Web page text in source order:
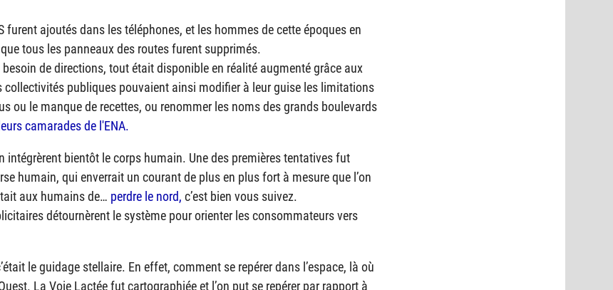
furent ajoutés dans les téléphones, et les hommes de cette époques en
tous les panneaux des routes furent supprimés.
de directions, tout était disponible en réalité augmenté grâce aux
publiques pouvaient ainsi modifier à leur guise les limitations
ou le manque de recettes, ou renommer les noms des grands boulevards
camarades de l'ENA.
intégrèrent bientôt le corps humain. Une des premières tentatives fut
humain, qui enverrait un courant de plus en plus fort à mesure que l’on
aux humains de… perdre le nord, c’est bien vous suivez.
détournèrent le système pour orienter les consommateurs vers
le guidage stellaire. En effet, comment se repérer dans l’espace, là où
La Voie Lactée fut cartographiée et l’on put se repérer par rapport à